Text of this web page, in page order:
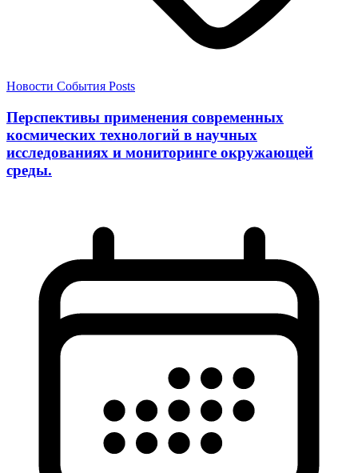
Новости События Posts
Перспективы применения современных
космических технологий в научных
исследованиях и мониторинге окружающей
среды.